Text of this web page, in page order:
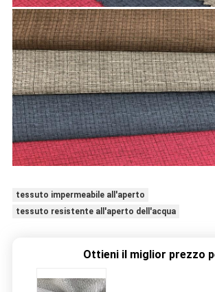
tessuto impermeabile all'aperto
tessuto resistente all'aperto dell'acqua
Ottieni il miglior prezzo